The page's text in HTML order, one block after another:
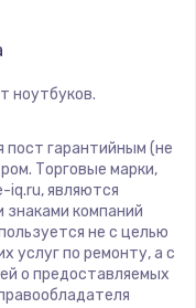
ноутбуков.
гарантийным (не
Торговые марки,
iq.ru, являются
компаний
не с целью
услуг по ремонту, а с
о предоставляемых